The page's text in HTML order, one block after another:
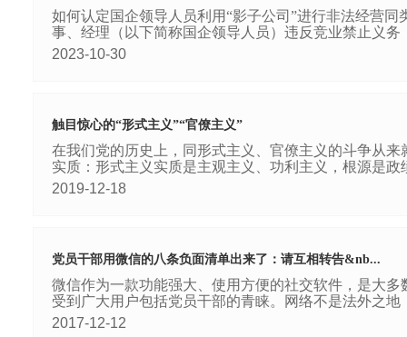
如何认定国企领导人员利用“影子公司”进行非法经营
事、经理（以下简称国企领导人员）违反竞业禁止义务
2023-10-30
触目惊心的“形式主义”“官僚主义”
在我们党的历史上，同形式主义、官僚主义的斗争从
实质：形式主义实质是主观主义、功利主义，根源是
2019-12-18
党员干部用微信的八条负面清单出来了：请互相转告&nb...
微信作为一款功能强大、使用方便的社交软件，是大
受到广大用户包括党员干部的青睐。网络不是法外之地
2017-12-12